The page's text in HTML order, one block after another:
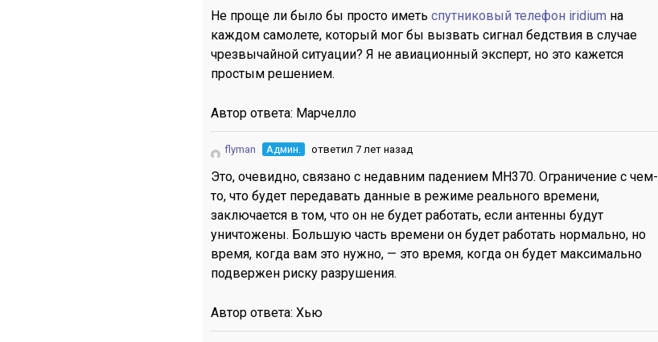
Не проще ли было бы просто иметь спутниковый телефон iridium на
каждом самолете, который мог бы вызвать сигнал бедствия в случае
чрезвычайной ситуации? Я не авиационный эксперт, но это кажется
простым решением.
Автор ответа: Марчелло
flyman Админ. ответил 7 лет назад
Это, очевидно, связано с недавним падением MH370. Ограничение с чем-
то, что будет передавать данные в режиме реального времени,
заключается в том, что он не будет работать, если антенны будут
уничтожены. Большую часть времени он будет работать нормально, но
время, когда вам это нужно, — это время, когда он будет максимально
подвержен риску разрушения.
Автор ответа: Хью